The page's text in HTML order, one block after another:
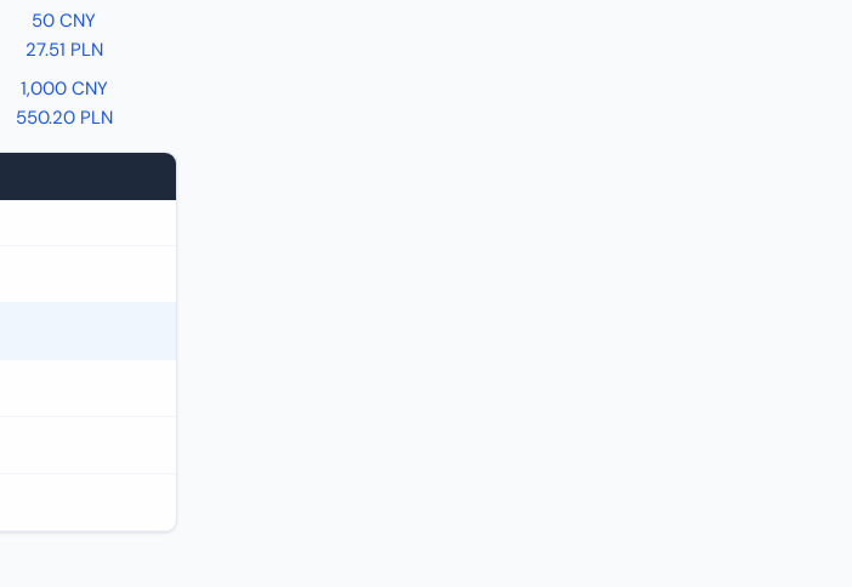
50 CNY
27.51 PLN
1,000 CNY
550.20 PLN